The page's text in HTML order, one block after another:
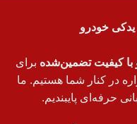
خودرو
با کیفیت تضمین‌شده برای
در کنار شما هستیم. ما
حرفه‌ای پایبندیم.